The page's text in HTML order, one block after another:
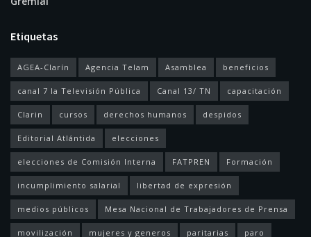
Etiquetas
AGEA-Clarín Agencia Telam Asamblea beneficios
canal 7 la Televisión Pública Canal 13/ TN capacitación
Clarin cursos derechos humanos despidos
Editorial Atlántida elecciones
elecciones de Comisión Interna FATPREN Formación
incumplimiento salarial libertad de expresión
medios públicos Mesa Nacional de Trabajadores de Prensa
movilización mujeres y generos paritarias paro